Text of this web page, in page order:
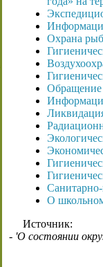
Охрана
Обращение
О школьном
Источник:
- 'О состоянии